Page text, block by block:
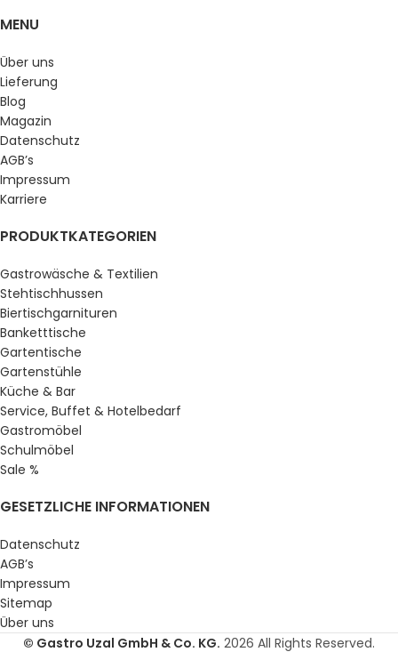
MENU
Über uns
Lieferung
Blog
Magazin
Datenschutz
AGB’s
Impressum
Karriere
PRODUKTKATEGORIEN
Gastrowäsche & Textilien
Stehtischhussen
Biertischgarnituren
Banketttische
Gartentische
Gartenstühle
Küche & Bar
Service, Buffet & Hotelbedarf
Gastromöbel
Schulmöbel
Sale %
GESETZLICHE INFORMATIONEN
Datenschutz
AGB’s
Impressum
Sitemap
Über uns
© Gastro Uzal GmbH & Co. KG. 2026 All Rights Reserved.